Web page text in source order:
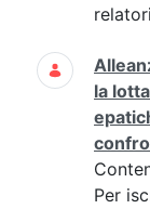
la
Per